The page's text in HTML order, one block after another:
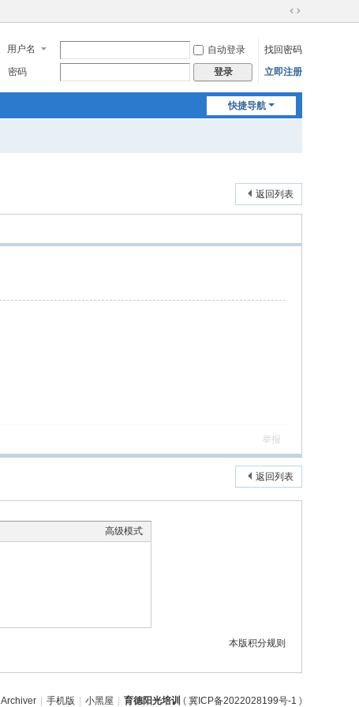
切
到
宽
用户名 自动登录
找回密码
密码
登录 立即注册
快捷导航
返回列表
举报
返回列表
高级模式
本版积分规则
Archiver 手机版 小黑屋 育德阳光培训 ( 冀ICP备2022028199号-1 )